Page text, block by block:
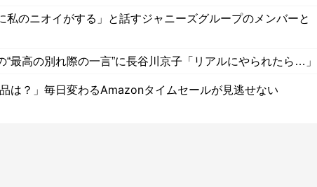
私のニオイがする」と話すジャニーズグループのメンバーと
“最高の別れ際の一言”に長谷川京子「リアルにやられたら…」
は？」毎日変わるAmazonタイムセールが見逃せない